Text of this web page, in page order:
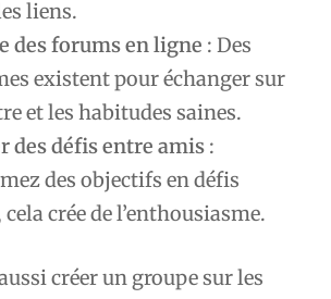
liens.
des forums en ligne : Des
existent pour échanger sur
et les habitudes saines.
des défis entre amis :
des objectifs en défis
crée de l’enthousiasme.
créer un groupe sur les